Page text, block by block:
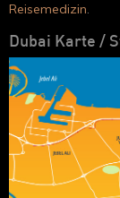
Reisemedizin.
Dubai Karte /